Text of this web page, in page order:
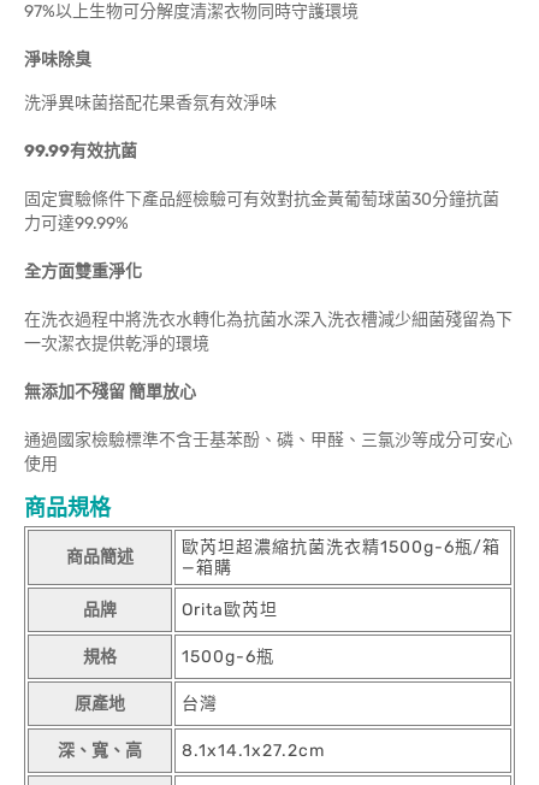
97%以上生物可分解度清潔衣物同時守護環境
淨味除臭
洗淨異味菌搭配花果香氛有效淨味
99.99有效抗菌
固定實驗條件下產品經檢驗可有效對抗金黃葡萄球菌30分鐘抗菌
力可達99.99%
全方面雙重淨化
在洗衣過程中將洗衣水轉化為抗菌水深入洗衣槽減少細菌殘留為下
一次潔衣提供乾淨的環境
無添加不殘留 簡單放心
通過國家檢驗標準不含壬基苯酚、磷、甲醛、三氯沙等成分可安心
使用
商品規格
商品簡述
歐芮坦超濃縮抗菌洗衣精1500g-6瓶/箱
—箱購
品牌 Orita歐芮坦
規格 1500g-6瓶
原產地 台灣
深、寬、高 8.1x14.1x27.2cm